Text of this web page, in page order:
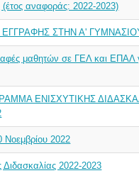
αναφοράς: 2022-2023)
ΕΓΓΡΑΦΗΣ ΣΤΗΝ Α'
μαθητών σε ΓΕΛ και ΕΠΑΛ
ΕΝΙΣΧΥΤΙΚΗΣ
2022
Διδασκαλίας 2022-2023